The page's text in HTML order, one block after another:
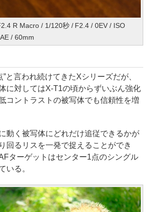
R Macro / 1/120秒 / F2.4 / 0EV / ISO
/ 60mm
と言われ続けてきたXシリーズだが、
に対してはX-T1の頃からずいぶん強化
コントラストの被写体でも信頼性を増
動く被写体にどれだけ追従できるかが
回るリスを一発で捉えることができ
ターゲットはセンター1点のシングル
いる。